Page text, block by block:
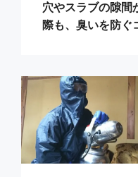
穴やスラブの隙間
際も、臭いを防ぐ